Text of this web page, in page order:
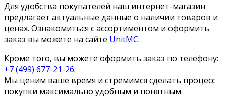
Для удобства покупателей наш интернет-магазин
предлагает актуальные данные о наличии товаров и
ценах. Ознакомиться с ассортиментом и оформить
заказ вы можете на сайте UnitMC.
Кроме того, вы можете оформить заказ по телефону:
+7 (499) 677-21-26.
Мы ценим ваше время и стремимся сделать процесс
покупки максимально удобным и понятным.